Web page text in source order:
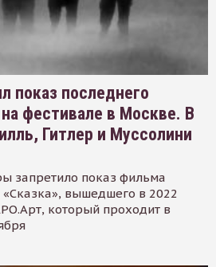
показ последнего
фестивале в Москве. В
Гитлер и Муссолини
запретило показ фильма
вышедшего в 2022
который проходит в